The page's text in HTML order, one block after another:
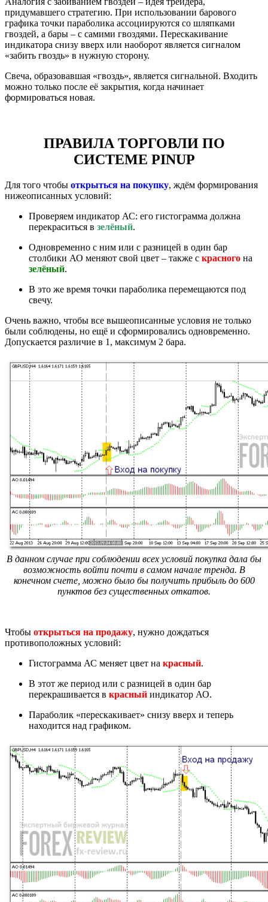
придумавшего стратегию. При использовании барового
графика точки параболика ассоциируются со шляпками
гвоздей, а бары – с самими гвоздями. Перескакивание
индикатора снизу вверх или наоборот является сигналом
«забить гвоздь» в нужную сторону.
Свеча, образовавшая «гвоздь», является сигнальной. Входить
можно только после её закрытия, когда начинает
формироваться новая.
ПРАВИЛА ТОРГОВЛИ ПО
СИСТЕМЕ PINUP
Для того чтобы открыться на покупку, ждём формирования
нижеописанных условий:
Проверяем индикатор АС: его гистограмма должна
перекраситься в зелёный.
Одновременно с ним или с разницей в один бар
столбики АО меняют свой цвет – также с красного на
зелёный.
В это же время точки параболика перемещаются под
свечу.
Очень важно, чтобы все вышеописанные условия не только
были соблюдены, но ещё и сформировались одновременно.
Допускается различие в 1, максимум 2 бара.
В данном случае при соблюдении всех условий покупка дала бы
возможность войти почти в самом начале тренда. В
конечном счете, можно было бы получить прибыль до 600
пунктов без существенных откатов.
Чтобы открыться на продажу, нужно дождаться
противоположных условий:
Гистограмма АС меняет цвет на красный.
В этот же период или с разницей в один бар
перекрашивается в красный индикатор АО.
Параболик «перескакивает» снизу вверх и теперь
находится над графиком.